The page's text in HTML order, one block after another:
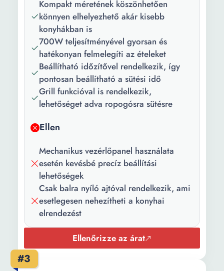
Tulajdonság:
Belső világítás Gyors
felmelegedés Kivehető
tálca
Csomag
tartalma:
1 x grill 1 darab
mikrohullámú sütő
Szín:
Piros
Teljesítmény:
teljesítmény:
Energiafogyasztás:
Súly:
10.7 kg
Forgó lemez
átmérő:
Kompakt méretének köszönhetően
könnyen elhelyezhető akár kisebb
konyhákban is
700W teljesítményével gyorsan és
hatékonyan felmelegíti az ételeket
Beállítható időzítővel rendelkezik, így
pontosan beállítható a sütési idő
Grill funkcióval is rendelkezik,
lehetőséget adva ropogósra sütésre
Ellen
Mechanikus vezérlőpanel használata
esetén kevésbé precíz beállítási
lehetőségek
Csak balra nyíló ajtóval rendelkezik, ami
esetlegesen nehezítheti a konyhai
elrendezést
Ellenőrizze az árat
#3